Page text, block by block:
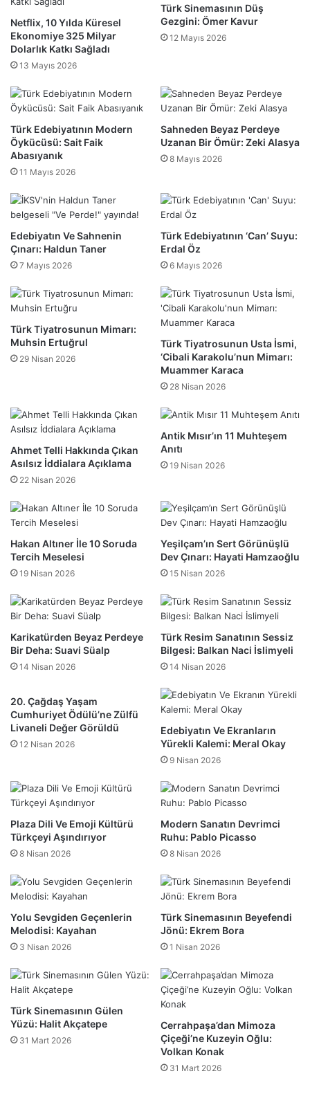
Netflix, 10 Yılda Küresel
Ekonomiye 325 Milyar
Dolarlık Katkı Sağladı
13 Mayıs 2026
Türk Sinemasının Düş
Gezgini: Ömer Kavur
12 Mayıs 2026
Türk Edebiyatının Modern
Öykücüsü: Sait Faik
Abasıyanık
11 Mayıs 2026
Sahneden Beyaz Perdeye
Uzanan Bir Ömür: Zeki Alasya
8 Mayıs 2026
Edebiyatın Ve Sahnenin
Çınarı: Haldun Taner
7 Mayıs 2026
Türk Edebiyatının ‘Can’ Suyu:
Erdal Öz
6 Mayıs 2026
Türk Tiyatrosunun Mimarı:
Muhsin Ertuğrul
29 Nisan 2026
Türk Tiyatrosunun Usta İsmi,
‘Cibali Karakolu’nun Mimarı:
Muammer Karaca
28 Nisan 2026
Ahmet Telli Hakkında Çıkan
Asılsız İddialara Açıklama
22 Nisan 2026
Antik Mısır’ın 11 Muhteşem
Anıtı
19 Nisan 2026
Hakan Altıner İle 10 Soruda
Tercih Meselesi
19 Nisan 2026
Yeşilçam’ın Sert Görünüşlü
Dev Çınarı: Hayati Hamzaoğlu
15 Nisan 2026
Karikatürden Beyaz Perdeye
Bir Deha: Suavi Süalp
14 Nisan 2026
Türk Resim Sanatının Sessiz
Bilgesi: Balkan Naci İslimyeli
14 Nisan 2026
20. Çağdaş Yaşam
Cumhuriyet Ödülü’ne Zülfü
Livaneli Değer Görüldü
12 Nisan 2026
Edebiyatın Ve Ekranların
Yürekli Kalemi: Meral Okay
9 Nisan 2026
Plaza Dili Ve Emoji Kültürü
Türkçeyi Aşındırıyor
8 Nisan 2026
Modern Sanatın Devrimci
Ruhu: Pablo Picasso
8 Nisan 2026
Yolu Sevgiden Geçenlerin
Melodisi: Kayahan
3 Nisan 2026
Türk Sinemasının Beyefendi
Jönü: Ekrem Bora
1 Nisan 2026
Türk Sinemasının Gülen
Yüzü: Halit Akçatepe
31 Mart 2026
Cerrahpaşa’dan Mimoza
Çiçeği’ne Kuzeyin Oğlu:
Volkan Konak
31 Mart 2026